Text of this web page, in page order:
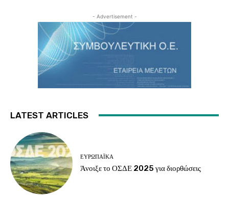
- Advertisement -
LATEST ARTICLES
ΕΥΡΩΠΑΪΚΆ
Άνοιξε το ΟΣΔΕ 2025 για διορθώσεις